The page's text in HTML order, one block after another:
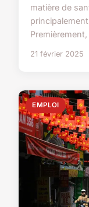
matière de
Premièrement,
21 février 2025
EMPLOI